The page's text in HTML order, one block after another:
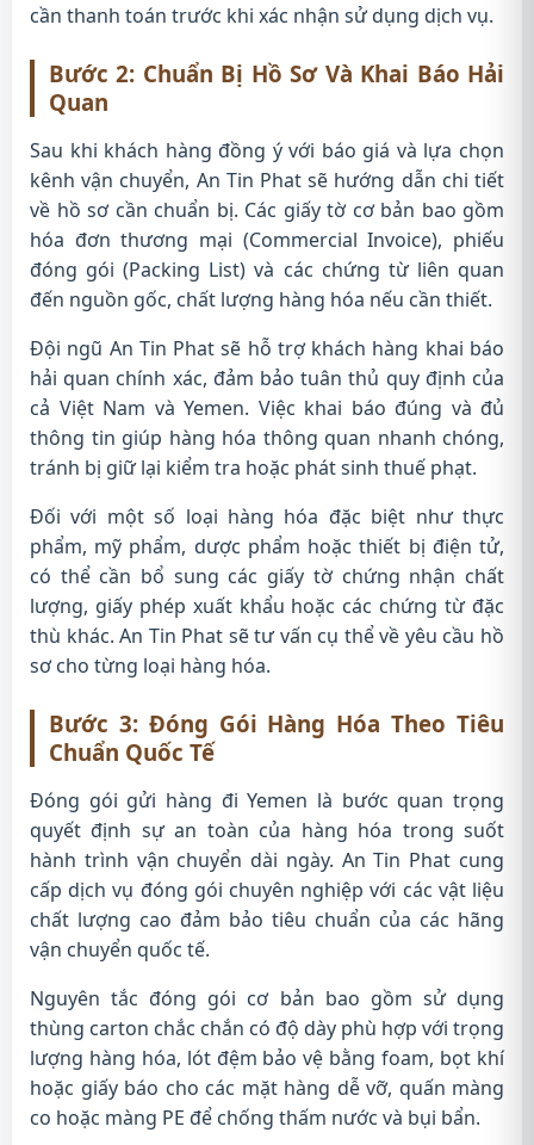
cần thanh toán trước khi xác nhận sử dụng dịch vụ.
Bước 2: Chuẩn Bị Hồ Sơ Và Khai Báo Hải
Quan
Sau khi khách hàng đồng ý với báo giá và lựa chọn
kênh vận chuyển, An Tin Phat sẽ hướng dẫn chi tiết
về hồ sơ cần chuẩn bị. Các giấy tờ cơ bản bao gồm
hóa đơn thương mại (Commercial Invoice), phiếu
đóng gói (Packing List) và các chứng từ liên quan
đến nguồn gốc, chất lượng hàng hóa nếu cần thiết.
Đội ngũ An Tin Phat sẽ hỗ trợ khách hàng khai báo
hải quan chính xác, đảm bảo tuân thủ quy định của
cả Việt Nam và Yemen. Việc khai báo đúng và đủ
thông tin giúp hàng hóa thông quan nhanh chóng,
tránh bị giữ lại kiểm tra hoặc phát sinh thuế phạt.
Đối với một số loại hàng hóa đặc biệt như thực
phẩm, mỹ phẩm, dược phẩm hoặc thiết bị điện tử,
có thể cần bổ sung các giấy tờ chứng nhận chất
lượng, giấy phép xuất khẩu hoặc các chứng từ đặc
thù khác. An Tin Phat sẽ tư vấn cụ thể về yêu cầu hồ
sơ cho từng loại hàng hóa.
Bước 3: Đóng Gói Hàng Hóa Theo Tiêu
Chuẩn Quốc Tế
Đóng gói gửi hàng đi Yemen là bước quan trọng
quyết định sự an toàn của hàng hóa trong suốt
hành trình vận chuyển dài ngày. An Tin Phat cung
cấp dịch vụ đóng gói chuyên nghiệp với các vật liệu
chất lượng cao đảm bảo tiêu chuẩn của các hãng
vận chuyển quốc tế.
Nguyên tắc đóng gói cơ bản bao gồm sử dụng
thùng carton chắc chắn có độ dày phù hợp với trọng
lượng hàng hóa, lót đệm bảo vệ bằng foam, bọt khí
hoặc giấy báo cho các mặt hàng dễ vỡ, quấn màng
co hoặc màng PE để chống thấm nước và bụi bẩn.